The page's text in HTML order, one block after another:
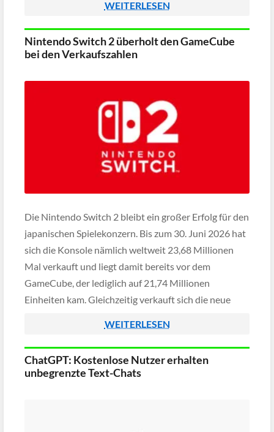
einem Abrechnungsfehler die Rede ist. Wer mehr […]
WEITERLESEN
Nintendo Switch 2 überholt den GameCube
bei den Verkaufszahlen
Die Nintendo Switch 2 bleibt ein großer Erfolg für den
japanischen Spielekonzern. Bis zum 30. Juni 2026 hat
sich die Konsole nämlich weltweit 23,68 Millionen
Mal verkauft und liegt damit bereits vor dem
GameCube, der lediglich auf 21,74 Millionen
Einheiten kam. Gleichzeitig verkauft sich die neue
WEITERLESEN
ChatGPT: Kostenlose Nutzer erhalten
unbegrenzte Text-Chats